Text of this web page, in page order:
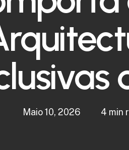
Maio 10, 2026 4 min